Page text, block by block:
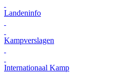
Landeninfo
Kampverslagen
Internationaal Kamp